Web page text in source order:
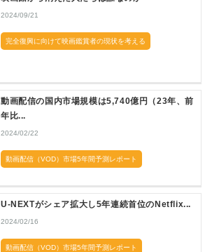
2024/09/21
完全復興に向けて映画鑑賞者の現状を考える
動画配信の国内市場規模は5,740億円（23年、前
年比...
2024/02/22
動画配信（VOD）市場5年間予測レポート
U-NEXTがシェア拡大し5年連続首位のNetflix...
2024/02/16
動画配信（VOD）市場5年間予測レポート